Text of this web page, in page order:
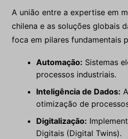
A união entre a expertise em
chilena e as soluções globais
foca em pilares fundamentais
Automação: Sistemas
processos industriais.
Inteligência de Dados:
otimização de
Digitalização:
Digitais (Digital Twins).